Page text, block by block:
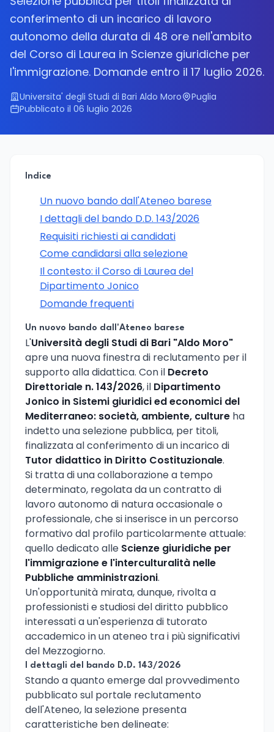
conferimento di un incarico di lavoro
autonomo della durata di 48 ore nell'ambito
del Corso di Laurea in Scienze giuridiche per
l'immigrazione. Domande entro il 17 luglio 2026.
Universita' degli Studi di Bari Aldo Moro
Puglia
Pubblicato il 06 luglio 2026
Indice
Un nuovo bando dall'Ateneo barese
I dettagli del bando D.D. 143/2026
Requisiti richiesti ai candidati
Come candidarsi alla selezione
Il contesto: il Corso di Laurea del
Dipartimento Jonico
Domande frequenti
Un nuovo bando dall'Ateneo barese
L'Università degli Studi di Bari "Aldo Moro"
apre una nuova finestra di reclutamento per il
supporto alla didattica. Con il Decreto
Direttoriale n. 143/2026, il Dipartimento
Jonico in Sistemi giuridici ed economici del
Mediterraneo: società, ambiente, culture ha
indetto una selezione pubblica, per titoli,
finalizzata al conferimento di un incarico di
Tutor didattico in Diritto Costituzionale.
Si tratta di una collaborazione a tempo
determinato, regolata da un contratto di
lavoro autonomo di natura occasionale o
professionale, che si inserisce in un percorso
formativo dal profilo particolarmente attuale:
quello dedicato alle Scienze giuridiche per
l'immigrazione e l'interculturalità nelle
Pubbliche amministrazioni.
Un'opportunità mirata, dunque, rivolta a
professionisti e studiosi del diritto pubblico
interessati a un'esperienza di tutorato
accademico in un ateneo tra i più significativi
del Mezzogiorno.
I dettagli del bando D.D. 143/2026
Stando a quanto emerge dal provvedimento
pubblicato sul portale reclutamento
dell'Ateneo, la selezione presenta
caratteristiche ben delineate: